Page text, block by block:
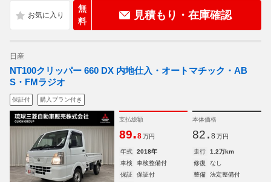
無
料
見積もり・在庫確認
日産
NT100クリッパー 660 DX 内地仕入・オートマチック・AB
S・FMラジオ
保証付 購入プラン付き
支払総額
89.8 万円
本体価格
82. 8 万円
年式 2018年 走行
1.2万km
車検
車検整備付 修復
なし
保証
保証付 整備
法定整備付